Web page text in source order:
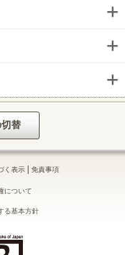
替
く表示 | 免責事項
について
る基本方針